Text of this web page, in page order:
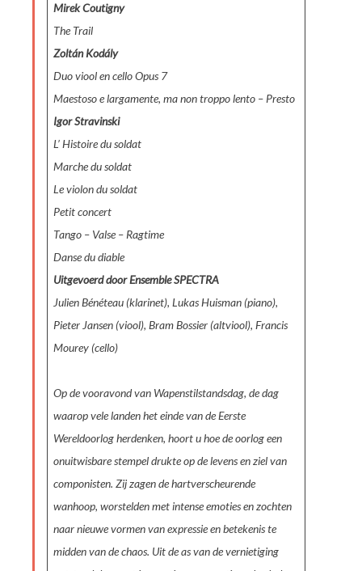
Mirek Coutigny
The Trail
Zoltán Kodály
Duo viool en cello Opus 7
Maestoso e largamente, ma non troppo lento – Presto
Igor Stravinski
L’ Histoire du soldat
Marche du soldat
Le violon du soldat
Petit concert
Tango – Valse – Ragtime
Danse du diable
Uitgevoerd door Ensemble SPECTRA
Julien Bénéteau (klarinet), Lukas Huisman (piano),
Pieter Jansen (viool), Bram Bossier (altviool), Francis
Mourey (cello)
Op de vooravond van Wapenstilstandsdag, de dag
waarop vele landen het einde van de Eerste
Wereldoorlog herdenken, hoort u hoe de oorlog een
onuitwisbare stempel drukte op de levens en ziel van
componisten. Zij zagen de hartverscheurende
wanhoop, worstelden met intense emoties en zochten
naar nieuwe vormen van expressie en betekenis te
midden van de chaos. Uit de as van de vernietiging